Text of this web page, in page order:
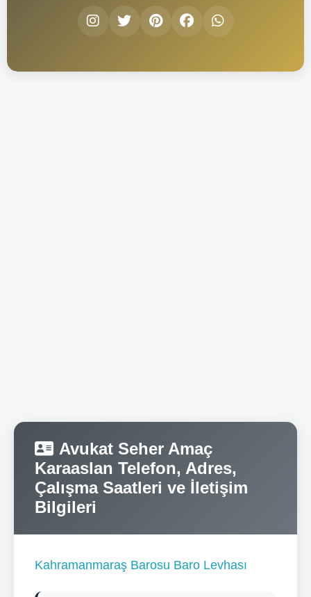
Avukat Seher Amaç
Karaaslan Telefon, Adres,
Çalışma Saatleri ve İletişim
Bilgileri
Kahramanmaraş Barosu Baro Levhası